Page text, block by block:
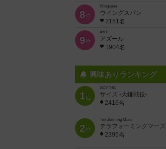
8位
Wingspan
ウイングスパン
2151名
9位
Azul
アズール
1904名
興味ありランキング
1位
SCYTHE
サイズ -大鎌戦役-
2416名
2位
Terraforming Mars
テラフォーミングマーズ
2395名